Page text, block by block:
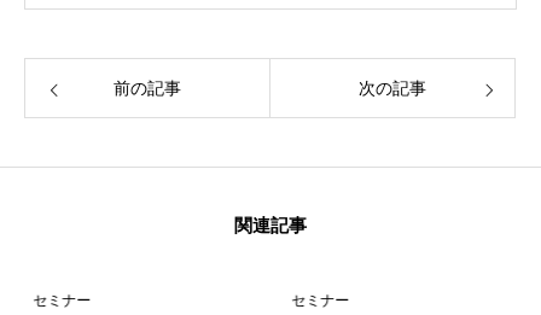
前の記事 次の記事
関連記事
セミナー セミナー